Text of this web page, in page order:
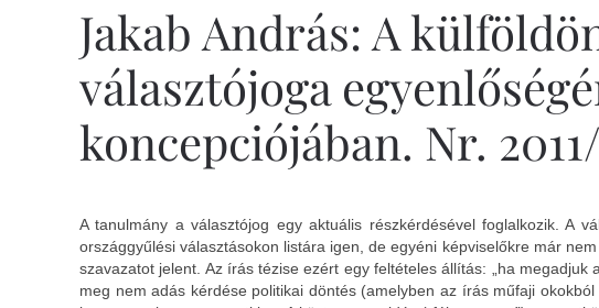
Jakab András: A
választójoga
koncepciójában. Nr.
A tanulmány a választójog egy aktuális részkérdésével foglalkozik. A
országgyűlési választásokon listára igen, de egyéni képviselőkre már
szavazatot jelent. Az írás tézise ezért egy feltételes állítás: „ha
meg nem adás kérdése politikai döntés (amelyben az írás műfaji